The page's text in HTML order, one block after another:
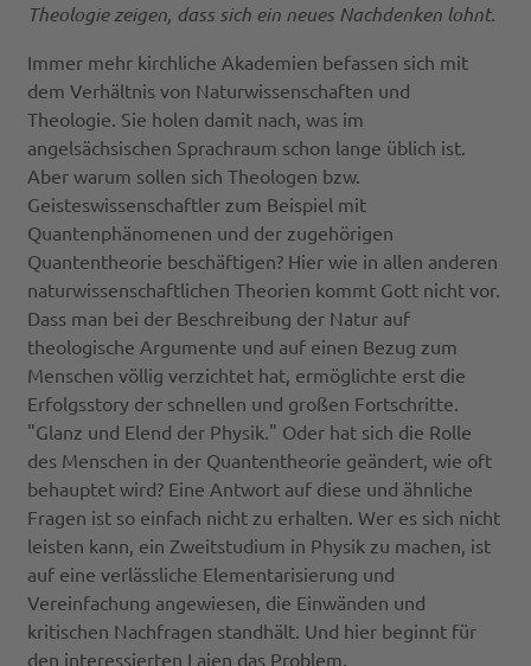
Theologie zeigen, dass sich ein neues Nachdenken lohnt.
Immer mehr kirchliche Akademien befassen sich mit
dem Verhältnis von Naturwissenschaften und
Theologie. Sie holen damit nach, was im
angelsächsischen Sprachraum schon lange üblich ist.
Aber warum sollen sich Theologen bzw.
Geisteswissenschaftler zum Beispiel mit
Quantenphänomenen und der zugehörigen
Quantentheorie beschäftigen? Hier wie in allen anderen
naturwissenschaftlichen Theorien kommt Gott nicht vor.
Dass man bei der Beschreibung der Natur auf
theologische Argumente und auf einen Bezug zum
Menschen völlig verzichtet hat, ermöglichte erst die
Erfolgsstory der schnellen und großen Fortschritte.
"Glanz und Elend der Physik." Oder hat sich die Rolle
des Menschen in der Quantentheorie geändert, wie oft
behauptet wird? Eine Antwort auf diese und ähnliche
Fragen ist so einfach nicht zu erhalten. Wer es sich nicht
leisten kann, ein Zweitstudium in Physik zu machen, ist
auf eine verlässliche Elementarisierung und
Vereinfachung angewiesen, die Einwänden und
kritischen Nachfragen standhält. Und hier beginnt für
den interessierten Laien das Problem.